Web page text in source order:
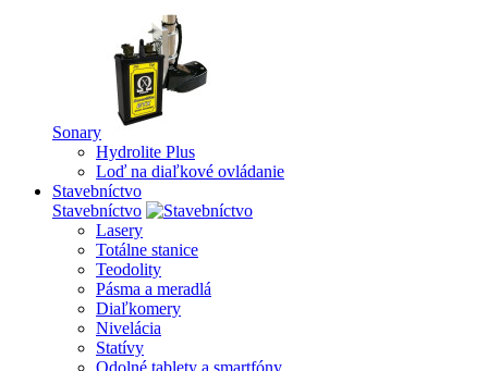
Sonary
Hydrolite Plus
Loď na diaľkové ovládanie
Stavebníctvo
Stavebníctvo
Lasery
Totálne stanice
Teodolity
Pásma a meradlá
Diaľkomery
Nivelácia
Statívy
Odolné tablety a smartfóny